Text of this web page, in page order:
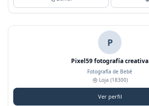
P
Pixel59 fotografía creativa
Fotografía de Bebé
Loja (18300)
Ver perfil